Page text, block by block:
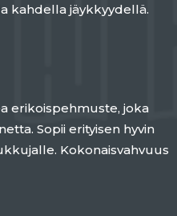
kahdella jäykkyydellä.
erikoispehmuste, joka
Sopii erityisen hyvin
Kokonaisvahvuus